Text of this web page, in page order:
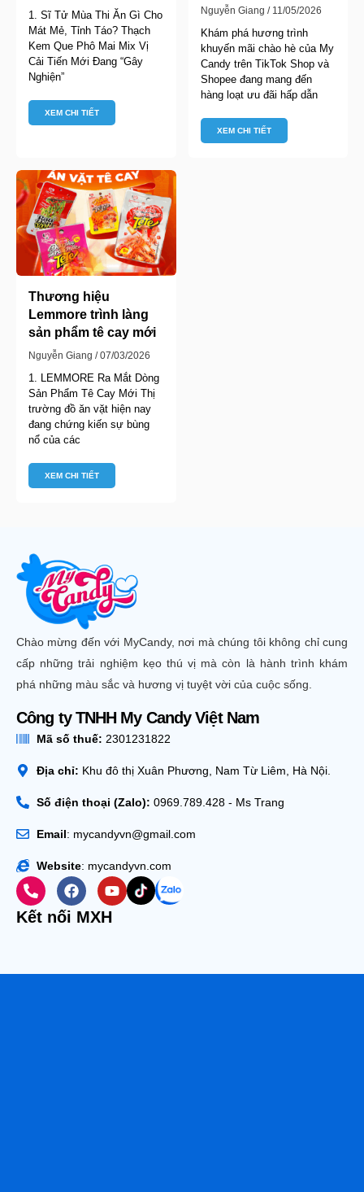
1. Sĩ Tử Mùa Thi Ăn Gì Cho
Mát Mẻ, Tỉnh Táo? Thạch
Kem Que Phô Mai Mix Vị
Cải Tiến Mới Đang “Gây
Nghiện”
XEM CHI TIẾT
Nguyễn Giang 11/05/2026
Khám phá hương trình
khuyến mãi chào hè của My
Candy trên TikTok Shop và
Shopee đang mang đến
hàng loạt ưu đãi hấp dẫn
XEM CHI TIẾT
Thương hiệu
Lemmore trình làng
sản phẩm tê cay mới
Nguyễn Giang 07/03/2026
1. LEMMORE Ra Mắt Dòng
Sản Phẩm Tê Cay Mới Thị
trường đồ ăn vặt hiện nay
đang chứng kiến sự bùng
nổ của các
XEM CHI TIẾT
Chào mừng đến với MyCandy, nơi mà chúng tôi không chỉ cung
cấp những trải nghiệm kẹo thú vị mà còn là hành trình khám
phá những màu sắc và hương vị tuyệt vời của cuộc sống.
Công ty TNHH My Candy Việt Nam
Mã số thuế: 2301231822
Địa chỉ: Khu đô thị Xuân Phương, Nam Từ Liêm, Hà Nội.
Số điện thoại (Zalo): 0969.789.428 - Ms Trang
Email: mycandyvn@gmail.com
Website: mycandyvn.com
Kết nối MXH